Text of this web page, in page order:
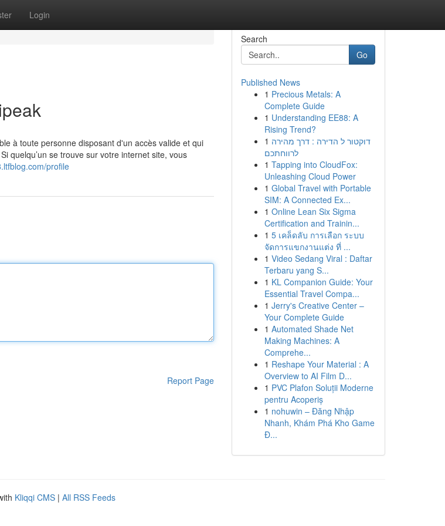
Login
à toute personne disposant d'un accès valide et qui
quelqu’un se trouve sur votre internet site, vous
profile
Report Page
Search
Go
Published News
1 Precious Metals: A
Complete Guide
1 Understanding EE88: A
Rising Trend?
1 דוקטור ל הדירה : דרך מהירה
לרווחתכם
1 Tapping into CloudFox:
Unleashing Cloud Power
1 Global Travel with Portable
SIM: A Connected Ex...
1 Online Lean Six Sigma
Certification and Trainin...
1 5 เคล็ดลับ การเลือก ระบบ
จัดการแขกงานแต่ง ที่ ...
1 Video Sedang Viral : Daftar
Terbaru yang S...
1 KL Companion Guide: Your
Essential Travel Compa...
1 Jerry's Creative Center –
Your Complete Guide
1 Automated Shade Net
Making Machines: A
Comprehe...
1 Reshape Your Material : A
Overview to AI Film D...
1 PVC Plafon Soluții Moderne
pentru Acoperiș
1 nohuwin – Đăng Nhập
Nhanh, Khám Phá Kho Game
Đ...
Kliqqi CMS | All RSS Feeds